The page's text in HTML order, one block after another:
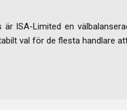
är ISA-Limited en
val för de flesta handlare